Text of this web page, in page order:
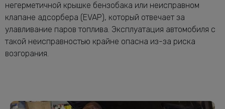
негерметичной крышке бензобака или неисправном
клапане адсорбера (EVAP), который отвечает за
улавливание паров топлива. Эксплуатация автомобиля с
такой неисправностью крайне опасна из-за риска
возгорания.